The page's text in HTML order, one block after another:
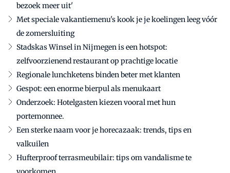
bezoek meer uit'
Met speciale vakantiemenu's kook je je koelingen leeg vóór
de zomersluiting
Stadskas Winsel in Nijmegen is een hotspot:
zelfvoorzienend restaurant op prachtige locatie
Regionale lunchketens binden beter met klanten
Gespot: een enorme bierpul als menukaart
Onderzoek: Hotelgasten kiezen vooral met hun
portemonnee.
Een sterke naam voor je horecazaak: trends, tips en
valkuilen
Hufterproof terrasmeubilair: tips om vandalisme te